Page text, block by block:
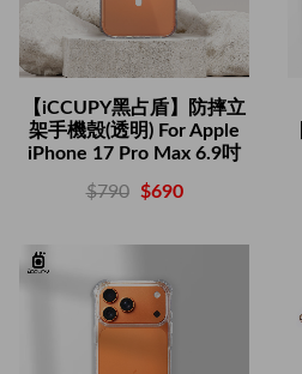
【iCCUPY黑占盾】防摔立
架手機殼(透明) For Apple
iPhone 17 Pro Max 6.9吋
$790 $690